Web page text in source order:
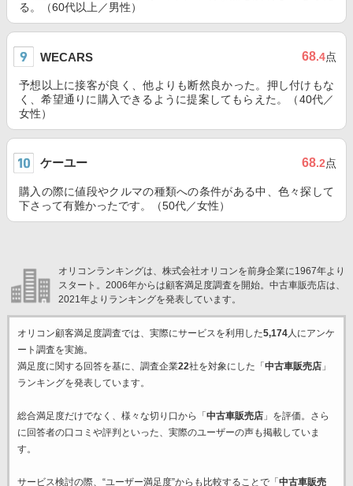
る。（60代以上／男性）
WECARS 68.4点
予想以上に接客が良く、他よりも断然良かった。押し付けもな
く、希望通りに購入できるように提案してもらえた。（40代／
女性）
ケーユー 68.2点
購入の際に値段やクルマの種類への条件がある中、色々探して
下さって有難かったです。（50代／女性）
オリコンランキングは、株式会社オリコンを前身企業に1967年より
スタート。2006年からは顧客満足度調査を開始。中古車販売店は、
2021年よりランキングを発表しています。
オリコン顧客満足度調査では、実際にサービスを利用した5,174人にアンケ
ート調査を実施。
満足度に関する回答を基に、調査企業22社を対象にした「 中古車販売店」
ランキングを発表しています。
総合満足度だけでなく、様々な切り口から「 中古車販売店」を評価。さら
に回答者の口コミや評判といった、実際のユーザーの声も掲載していま
す。
サービス検討の際、“ユーザー満足度”からも比較することで「 中古車販売